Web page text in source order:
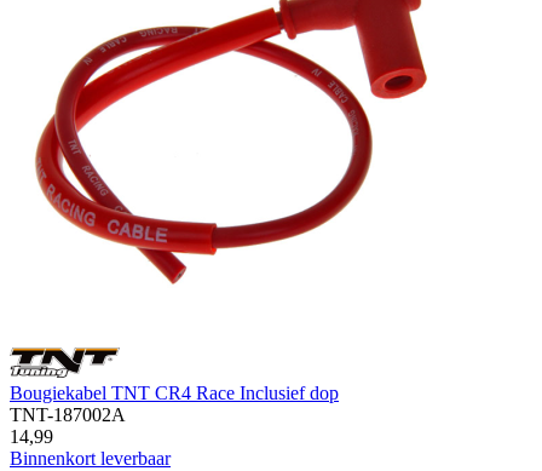
Bougiekabel TNT CR4 Race Inclusief dop
TNT-187002A
14,99
Binnenkort leverbaar